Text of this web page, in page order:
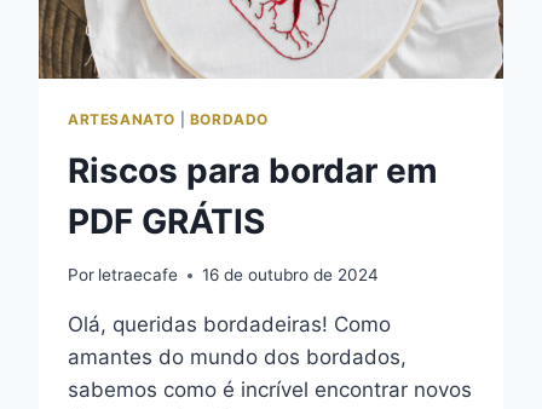
ARTESANATO BORDADO
Riscos para bordar em
PDF GRÁTIS
Por letraecafe 16 de outubro de 2024
Olá, queridas bordadeiras! Como
amantes do mundo dos bordados,
sabemos como é incrível encontrar novos